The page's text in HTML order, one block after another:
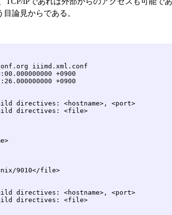
論見からである。
iiimd.xml.conf
+0900
+0900
directives: <hostname>, <port>
directives: <file>
9010</file>
directives: <hostname>, <port>
directives: <file>